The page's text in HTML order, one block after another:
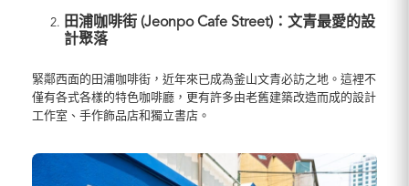
田浦咖啡街 (Jeonpo Cafe Street)：文青最愛的設
計聚落
緊鄰西面的田浦咖啡街，近年來已成為釜山文青必訪之地。這裡不
僅有各式各樣的特色咖啡廳，更有許多由老舊建築改造而成的設計
工作室、手作飾品店和獨立書店。